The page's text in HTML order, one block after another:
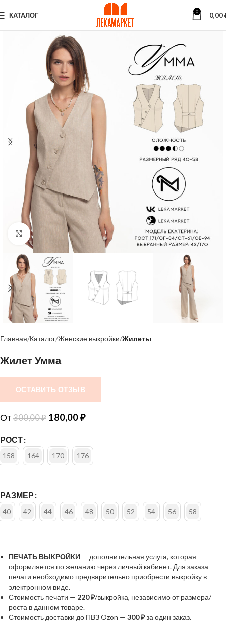
КАТАЛОГ 0 0,00
Нажмите, чтобы увеличить
Главная Каталог Женские выкройки Жилеты
Жилет Умма
ОСТАВИТЬ ОТЗЫВ
От 300,00₽ 180,00₽
РОСТ
158 164 170 176
РАЗМЕР
40 42 44 46 48 50 52 54 56 58
ПЕЧАТЬ ВЫКРОЙКИ — дополнительная услуга, которая
оформляется по желанию через личный кабинет. Для заказа
печати необходимо предварительно приобрести выкройку в
электронном виде.
Стоимость печати — 220 ₽/выкройка, независимо от размера/
роста в данном товаре.
Стоимость доставки до ПВЗ Ozon — 300 ₽за один заказ.